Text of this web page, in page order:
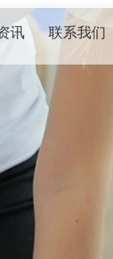
讯 联系我们